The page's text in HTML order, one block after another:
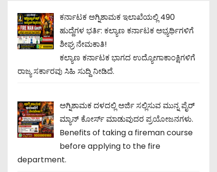
ಕರ್ನಾಟಕ ಅಗ್ನಿಶಾಮಕ ಇಲಾಖೆಯಲ್ಲಿ 490
ಹುದ್ದೆಗಳ ಭರ್ತಿ: ಕಲ್ಯಾಣ ಕರ್ನಾಟಕ ಅಭ್ಯರ್ಥಿಗಳಿಗೆ
ಶೀಘ್ರ ನೇಮಕಾತಿ!
ಕಲ್ಯಾಣ ಕರ್ನಾಟಕ ಭಾಗದ ಉದ್ಯೋಗಾಕಾಂಕ್ಷಿಗಳಿಗೆ
ರಾಜ್ಯ ಸರ್ಕಾರವು ಸಿಹಿ ಸುದ್ದಿ ನೀಡಿದೆ.
ಅಗ್ನಿಶಾಮಕ ದಳದಲ್ಲಿ ಅರ್ಜಿ ಸಲ್ಲಿಸುವ ಮುನ್ನ ಪೈರ್
ಮ್ಯಾನ್ ಕೋರ್ಸ್ ಮಾಡುವುದರ ಪ್ರಯೋಜನಗಳು.
Benefits of taking a fireman course
before applying to the fire
department.